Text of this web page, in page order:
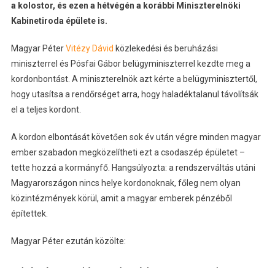
a kolostor, és ezen a hétvégén a korábbi Miniszterelnöki
Kabinetiroda épülete is.
Magyar PéterVitézy Dávid közlekedési és beruházási
miniszterrel és Pósfai Gábor belügyminiszterrel kezdte meg a
kordonbontást. A miniszterelnök azt kérte a belügyminisztertől,
hogy utasítsa a rendőrséget arra, hogy haladéktalanul távolítsák
el a teljes kordont.
A kordon elbontását követően sok év után végre minden magyar
ember szabadon megközelítheti ezt a csodaszép épületet –
tette hozzá a kormányfő. Hangsúlyozta: a rendszerváltás utáni
Magyarországon nincs helye kordonoknak, főleg nem olyan
közintézmények körül, amit a magyar emberek pénzéből
építettek.
Magyar Péter ezután közölte: